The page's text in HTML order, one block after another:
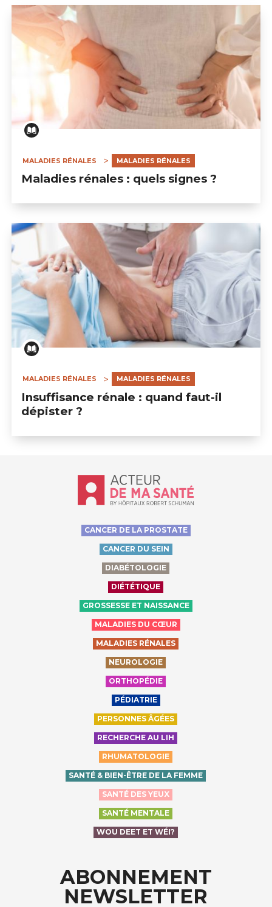
MALADIES RÉNALES MALADIES RÉNALES
Maladies rénales : quels signes ?
MALADIES RÉNALES MALADIES RÉNALES
Insuffisance rénale : quand faut-il
dépister ?
Accueil - Acteur de ma santé, by
CANCER DE LA PROSTATE
CANCER DU SEIN
DIABÉTOLOGIE
DIÉTÉTIQUE
GROSSESSE ET NAISSANCE
MALADIES DU CŒUR
MALADIES RÉNALES
NEUROLOGIE
ORTHOPÉDIE
PÉDIATRIE
PERSONNES ÂGÉES
RECHERCHE AU LIH
RHUMATOLOGIE
SANTÉ & BIEN-ÊTRE DE LA FEMME
SANTÉ DES YEUX
SANTÉ MENTALE
WOU DEET ET WÉI?
ABONNEMENT
NEWSLETTER